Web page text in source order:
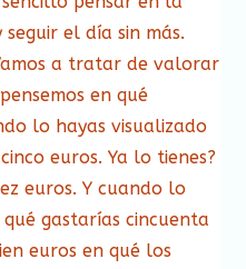
el día sin más.
a tratar de valorar
en qué
lo hayas visualizado
euros. Ya lo tienes?
euros. Y cuando lo
gastarías cincuenta
euros en qué los